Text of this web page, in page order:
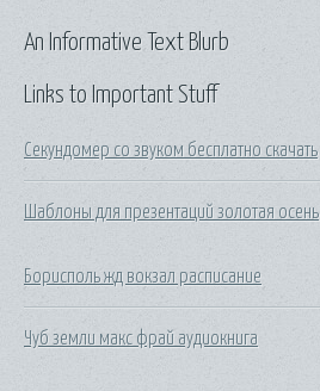
Links to Important Stuff
Секундомер со звуком бесплатно скачать
Шаблоны для презентаций золотая осень
Борисполь жд вокзал расписание
Чуб земли макс фрай аудиокнига
An Informative Text Blurb